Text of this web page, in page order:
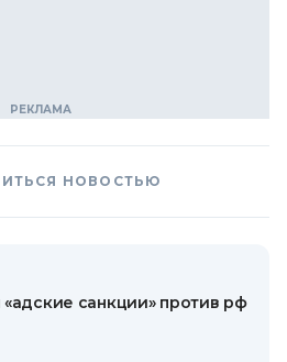
НОВОСТЬЮ
санкции» против рф